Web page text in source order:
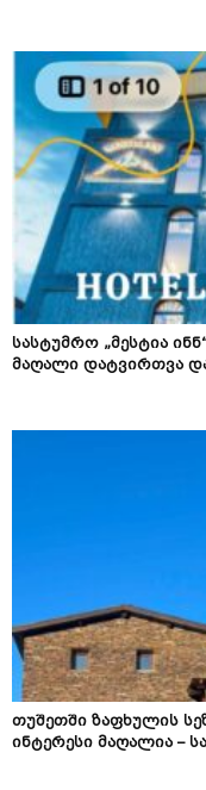
სასტუმრო „მესტია
მაღალი დატვირთვა
თუშეთში ზაფხულის
ინტერესი მაღალია –